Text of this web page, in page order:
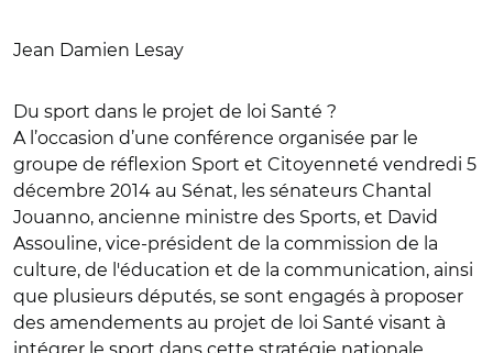
Jean Damien Lesay
Du sport dans le projet de loi Santé ?
A l’occasion d’une conférence organisée par le
groupe de réflexion Sport et Citoyenneté vendredi 5
décembre 2014 au Sénat, les sénateurs Chantal
Jouanno, ancienne ministre des Sports, et David
Assouline, vice-président de la commission de la
culture, de l'éducation et de la communication, ainsi
que plusieurs députés, se sont engagés à proposer
des amendements au projet de loi Santé visant à